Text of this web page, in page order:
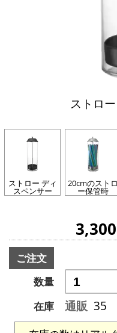
ストロ
ストロー ディ
スペンサー
20cmのストロ
ー保管時
ご注文
数量
在庫
通販 35